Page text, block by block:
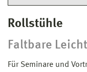
Rollstühle
Faltbare
Für Seminare und